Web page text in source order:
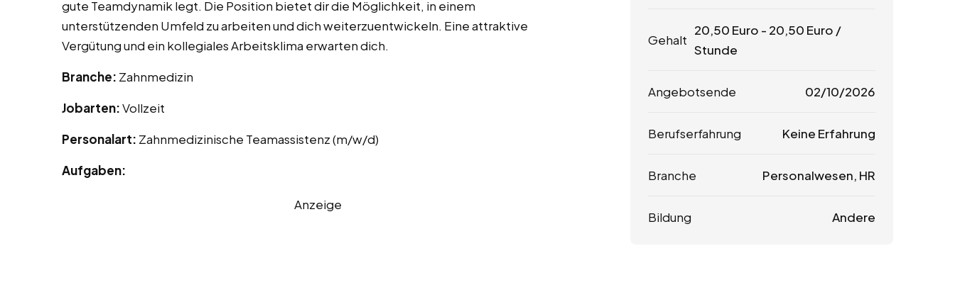
gute Teamdynamik legt. Die Position bietet dir die Möglichkeit, in einem
unterstützenden Umfeld zu arbeiten und dich weiterzuentwickeln. Eine attraktive
Vergütung und ein kollegiales Arbeitsklima erwarten dich.
Branche: Zahnmedizin
Jobarten:Vollzeit
Personalart: Zahnmedizinische Teamassistenz (m/w/d)
Aufgaben:
Anzeige
Gehalt
20,50 Euro - 20,50 Euro /
Stunde
Angebotsende 02/10/2026
Berufserfahrung Keine Erfahrung
Branche Personalwesen, HR
Bildung Andere